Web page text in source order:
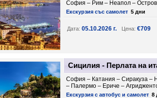
София – Рим – Неапол –
Екскурзия със самолет 5 дни
Дата: 05.10.2026 г. Цена: €709
Сицилия - Перлата на
София – Катания – Сиракуза –
– Палермо – Ериче –
Екскурзия с автобус и самолет 8